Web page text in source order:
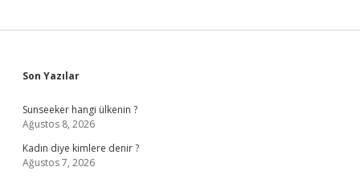
Sidebar
Son Yazılar
Sunseeker hangi ülkenin ?
Ağustos 8, 2026
Kadın diye kimlere denir ?
Ağustos 7, 2026